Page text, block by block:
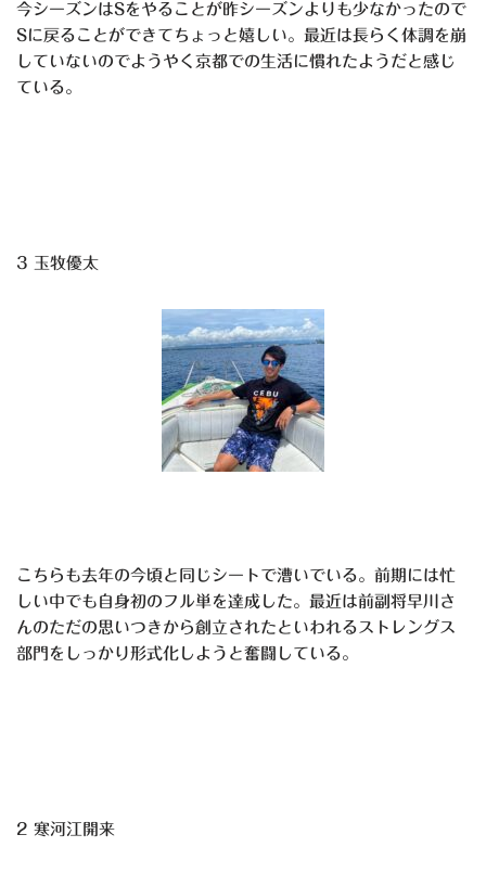
今シーズンはSをやることが昨シーズンよりも少なかったので
Sに戻ることができてちょっと嬉しい。最近は長らく体調を崩
していないのでようやく京都での生活に慣れたようだと感じ
ている。
3 玉牧優太
こちらも去年の今頃と同じシートで漕いでいる。前期には忙
しい中でも自身初のフル単を達成した。最近は前副将早川さ
んのただの思いつきから創立されたといわれるストレングス
部門をしっかり形式化しようと奮闘している。
2 寒河江開来